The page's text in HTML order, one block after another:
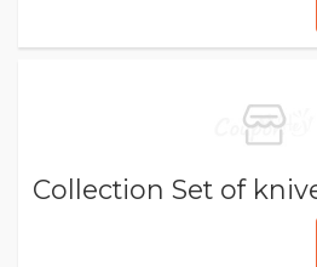
Collection Set of